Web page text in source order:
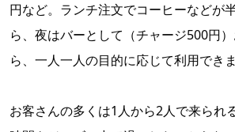
円など。ランチ注文でコーヒーなどが
ら、夜はバーとして（チャージ500円
ら、一人一人の目的に応じて利用できま
お客さんの多くは1人から2人で来られ